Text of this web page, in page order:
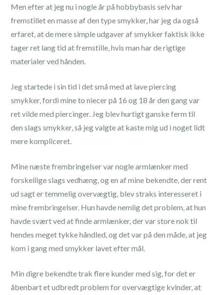
Men efter at jeg nu i nogle år på hobbybasis selv har
fremstillet en masse af den type smykker, har jeg da også
erfaret, at de mere simple udgaver af smykker faktisk ikke
tager ret lang tid at fremstille, hvis man har de rigtige
materialer ved hånden.
Jeg startede i sin tid i det små med at lave piercing
smykker, fordi mine to niecer på 16 og 18 år den gang var
ret vilde med piercinger. Jeg blev hurtigt ganske ferm til
den slags smykker, så jeg valgte at kaste mig ud i noget lidt
mere kompliceret.
Mine næste frembringelser var nogle armlænker med
forskellige slags vedhæng, og en af mine bekendte, der rent
ud sagt er temmelig overvægtig, blev straks interesseret i
mine frembringelser. Hun havde nemlig det problem, at hun
havde svært ved at finde armlænker, der var store nok til
hendes meget tykke håndled, og det var på den måde, at jeg
kom i gang med smykker lavet efter mål.
Min digre bekendte trak flere kunder med sig, for det er
åbenbart et udbredt problem for overvægtige kvinder, at